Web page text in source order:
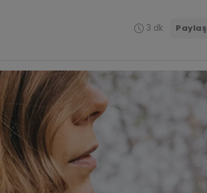
3 dk Paylaş